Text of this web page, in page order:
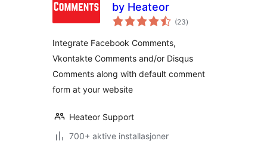
by Heateor
(23totale
vurderinger
)
Integrate Facebook Comments,
Vkontakte Comments and/or Disqus
Comments along with default comment
form at your website
Heateor Support
700+ aktive installasjoner